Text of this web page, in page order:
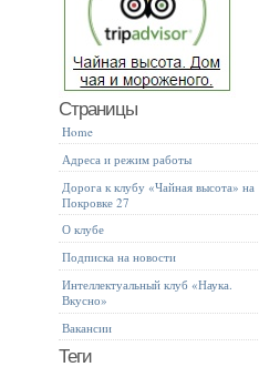
Страницы
Home
Адреса и режим работы
Дорога к клубу «Чайная высота» на
Покровке 27
О клубе
Подписка на новости
Интеллектуальный клуб «Наука.
Вкусно»
Вакансии
Теги